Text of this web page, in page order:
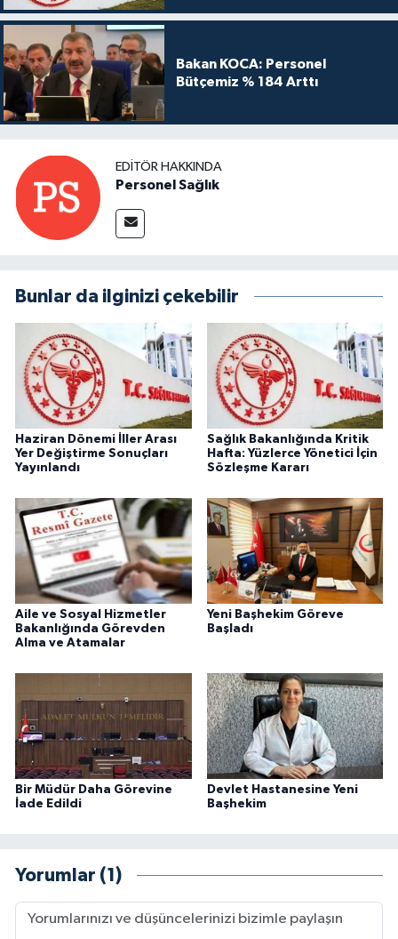
Bakan KOCA: Personel
Bütçemiz % 184 Arttı
EDITÖR HAKKINDA
Personel Sağlık
Bunlar da ilginizi çekebilir
Haziran Dönemi İller Arası
Yer Değiştirme Sonuçları
Yayınlandı
Sağlık Bakanlığında Kritik
Hafta: Yüzlerce Yönetici İçin
Sözleşme Kararı
Aile ve Sosyal Hizmetler
Bakanlığında Görevden
Alma ve Atamalar
Yeni Başhekim Göreve
Başladı
Bir Müdür Daha Görevine
İade Edildi
Devlet Hastanesine Yeni
Başhekim
Yorumlar (1)